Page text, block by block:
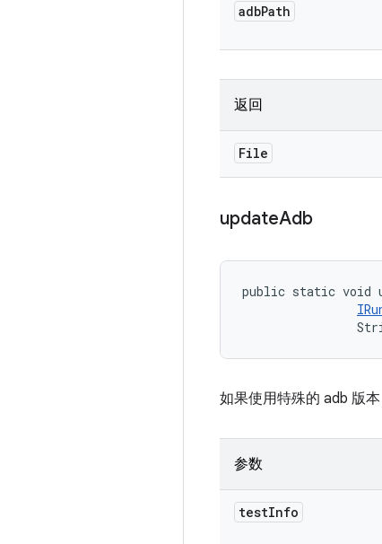
adbPath
返回
File
updateAdb
public static void
如果使用特殊的 adb 版本
参数
testInfo